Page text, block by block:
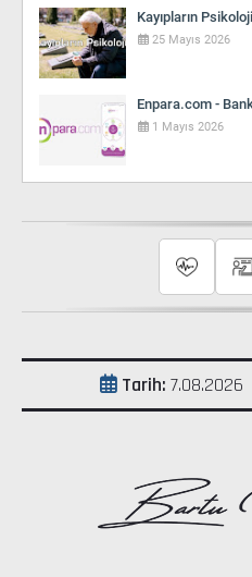
Kayıpların
25 Mayıs 2026
Enpara.com -
1 Mayıs 2026
Tarih: 7.08.2026